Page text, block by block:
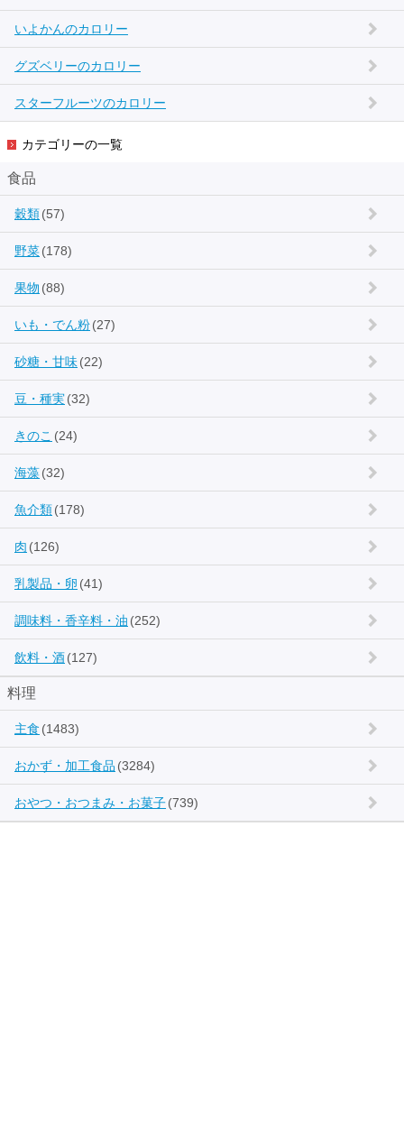
いよかんのカロリー
グズベリーのカロリー
スターフルーツのカロリー
カテゴリーの一覧
食品
穀類(57)
野菜(178)
果物 (88)
いも・でん粉(27)
砂糖・甘味(22)
豆・種実(32)
きのこ (24)
海藻(32)
魚介類(178)
肉 (126)
乳製品・卵 (41)
調味料・香辛料・油 (252)
飲料・酒(127)
料理
主食 (1483)
おかず・加工食品 (3284)
おやつ・おつまみ・お菓子(739)